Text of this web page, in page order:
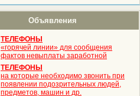
Объявления
ТЕЛЕФОНЫ
«горячей линии» для сообщения
фактов невыплаты заработной
ТЕЛЕФОНЫ
на которые необходимо звонить при
появлении подозрительных людей,
предметов, машин и др.